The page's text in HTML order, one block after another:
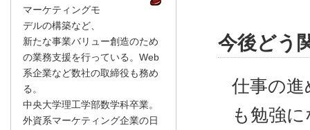
今後どう
仕事の
も勉強
マーケティングモ
デルの構築など、
新たな事業バリュー創造のため
の業務支援を行っている。Web
系企業など数社の取締役も務め
る。
中央大学理工学部数学科卒業。
外資系マーケティング企業の日